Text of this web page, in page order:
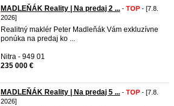
MADLEŇÁK Reality | Na predaj 2 ... - TOP - [7.8.
2026]
Realitný maklér Peter Madleňák Vám exkluzívne
ponúka na predaj ko ...
Nitra - 949 01
235 000 €
MADLEŇÁK Reality | Na predaj 5 ... - TOP - [7.8.
2026]